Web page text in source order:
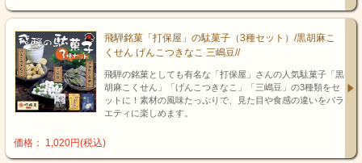
飛騨銘菓「打保屋」の駄菓子（3種セット）/黒胡麻こ
くせん げんこつきなこ 三嶋豆//
飛騨の銘菓としても有名な「打保屋」さんの人気駄菓子「黒
胡麻こくせん」「げんこつきなこ」「三嶋豆」の3種類をセ
ットに！素材の風味たっぷりで、見た目や食感の違いをバラ
エティに楽しめます。
価格： 1,020円(税込)